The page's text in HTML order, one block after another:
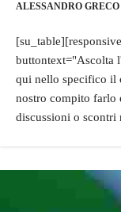
ALESSANDRO GRECO
buttontext="Ascolta
qui nello specifico il
nostro compito farlo
discussioni o scontri